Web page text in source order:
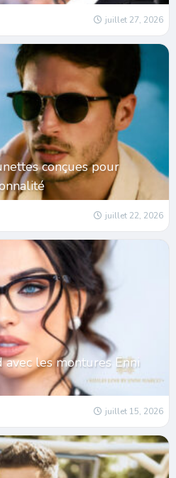
juillet 27, 2026
conçues pour
juillet 22, 2026
les montures Enni
juillet 15, 2026